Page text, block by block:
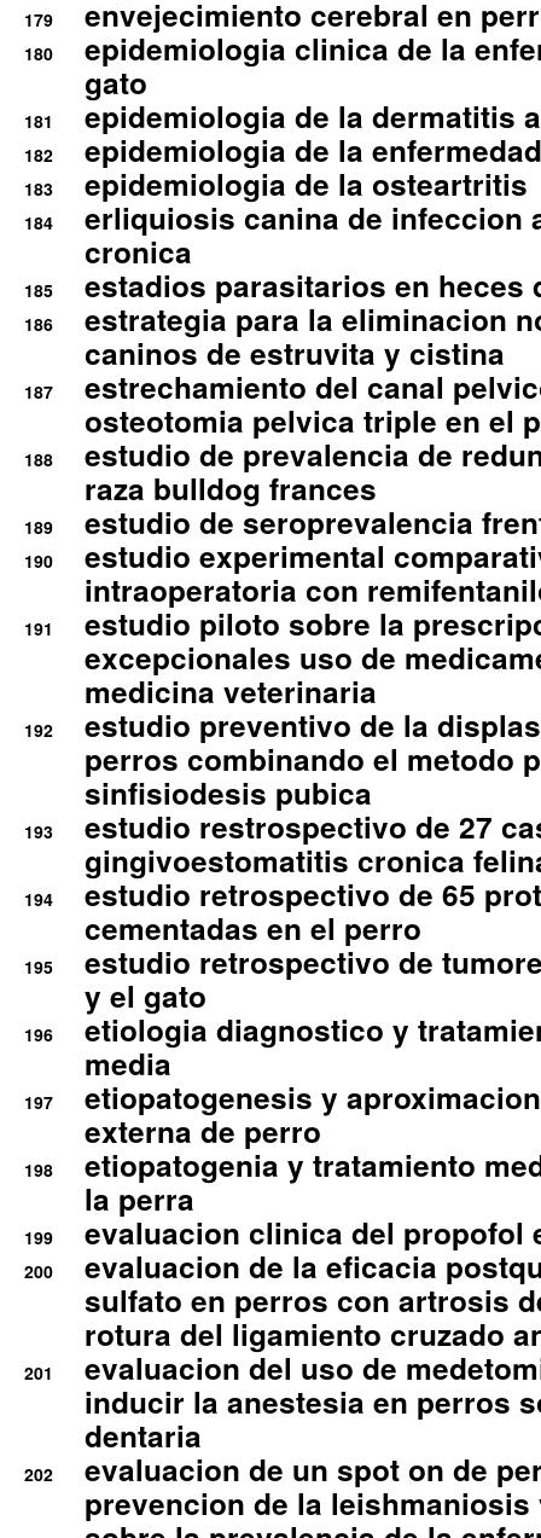
179 envejecimiento cerebral en
180
epidemiologia clinica de la
gato
181 epidemiologia de la dermatitis
182 epidemiologia de la
183 epidemiologia de la osteartritis
184
erliquiosis canina de infeccion
cronica
185 estadios parasitarios en heces
186
estrategia para la eliminacion
caninos de estruvita y cistina
187
estrechamiento del canal
osteotomia pelvica triple en el
188
estudio de prevalencia de
raza bulldog frances
189 estudio de seroprevalencia
190
estudio experimental
intraoperatoria con
191
estudio piloto sobre la
excepcionales uso de
medicina veterinaria
192
estudio preventivo de la
perros combinando el metodo
sinfisiodesis pubica
193
estudio restrospectivo de 27
gingivoestomatitis cronica
194
estudio retrospectivo de 65
cementadas en el perro
195
estudio retrospectivo de
y el gato
196
etiologia diagnostico y
media
197
etiopatogenesis y
externa de perro
198
etiopatogenia y tratamiento
la perra
199 evaluacion clinica del propofol
200
evaluacion de la eficacia
sulfato en perros con artrosis
rotura del ligamiento cruzado
201
evaluacion del uso de
inducir la anestesia en perros
dentaria
202
evaluacion de un spot on de
prevencion de la